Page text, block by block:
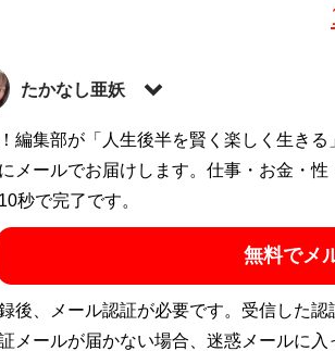
たかなし亜妖
シー女優のフリーライター。2016年に
オライターを経て、フリーランスへと
の脚本などあらゆる方面で活躍中。
Twitter）：@takanashiaaya
編集部が「人生後半を賢く楽しく生き
メールでお届けします。仕事・お金・
秒で完了です。
無料でメ
後、メール認証が必要です。受信した認
メールが届かない場合、迷惑メールに